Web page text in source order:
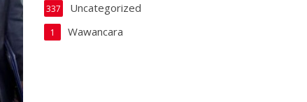
Uncategorized
337
Wawancara
1